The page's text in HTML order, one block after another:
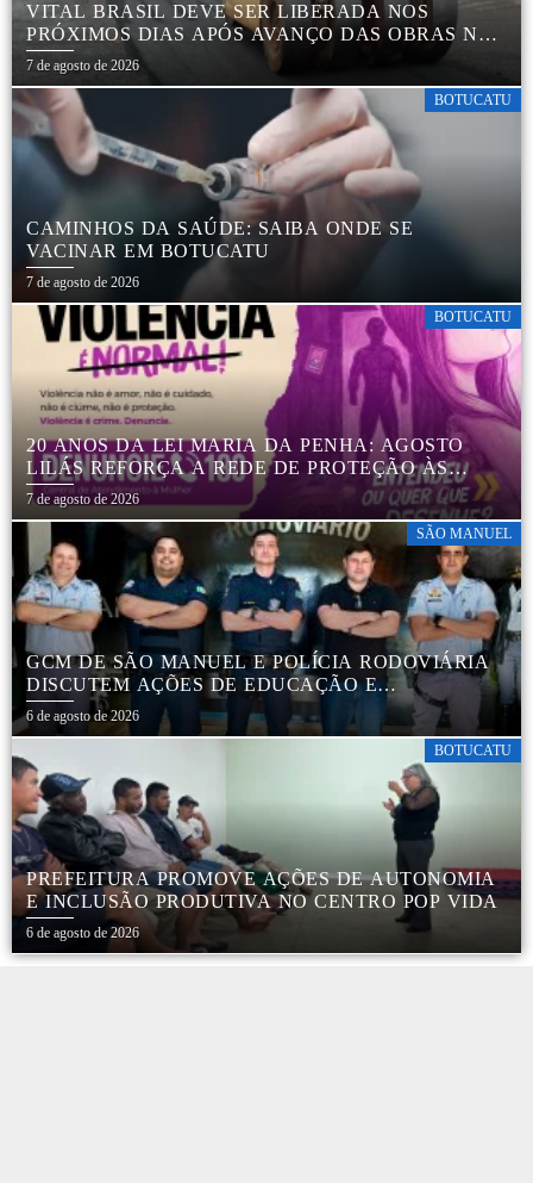
VITAL BRASIL DEVE SER LIBERADA NOS
PRÓXIMOS DIAS APÓS AVANÇO DAS OBRAS NA
REGIÃO DA RODOVIÁRIA
7 de agosto de 2026
BOTUCATU
CAMINHOS DA SAÚDE: SAIBA ONDE SE
VACINAR EM BOTUCATU
7 de agosto de 2026
BOTUCATU
20 ANOS DA LEI MARIA DA PENHA: AGOSTO
LILÁS REFORÇA A REDE DE PROTEÇÃO ÀS
MULHERES EM BOTUCATU
7 de agosto de 2026
SÃO MANUEL
GCM DE SÃO MANUEL E POLÍCIA RODOVIÁRIA
DISCUTEM AÇÕES DE EDUCAÇÃO E
SEGURANÇA NO TRÂNSITO
6 de agosto de 2026
BOTUCATU
PREFEITURA PROMOVE AÇÕES DE AUTONOMIA
E INCLUSÃO PRODUTIVA NO CENTRO POP VIDA
6 de agosto de 2026